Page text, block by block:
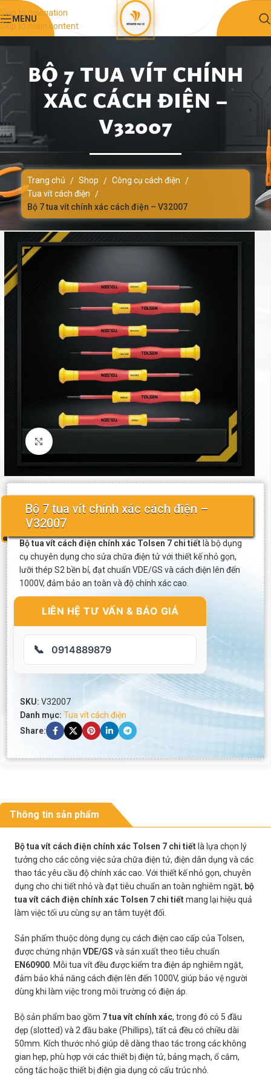
Skip to navigation
Skip to main content
MENU
BỘ 7 TUA VÍT CHÍNH
XÁC CÁCH ĐIỆN –
V32007
Trang chủ / Shop / Công cụ cách điện /
Tua vít cách điện /
Bộ 7 tua vít chính xác cách điện – V32007
Click to enlarge
Bộ 7 tua vít chính xác cách điện –
V32007
Bộ tua vít cách điện chính xác Tolsen 7 chi tiết là bộ dụng
cụ chuyên dụng cho sửa chữa điện tử với thiết kế nhỏ gọn,
lưỡi thép S2 bền bỉ, đạt chuẩn VDE/GS và cách điện lên đến
1000V, đảm bảo an toàn và độ chính xác cao.
LIÊN HỆ TƯ VẤN & BÁO GIÁ
📞 0914889879
SKU: V32007
Danh mục: Tua vít cách điện
Share:
Thông tin sản phẩm
Bộ tua vít cách điện chính xác Tolsen 7 chi tiết là lựa chọn lý
tưởng cho các công việc sửa chữa điện tử, điện dân dụng và các
thao tác yêu cầu độ chính xác cao. Với thiết kế nhỏ gọn, chuyên
dụng cho chi tiết nhỏ và đạt tiêu chuẩn an toàn nghiêm ngặt, bộ
tua vít cách điện chính xác Tolsen 7 chi tiết mang lại hiệu quả
làm việc tối ưu cùng sự an tâm tuyệt đối.
Sản phẩm thuộc dòng dụng cụ cách điện cao cấp của Tolsen,
được chứng nhận VDE/GS và sản xuất theo tiêu chuẩn
EN60900 . Mỗi tua vít đều được kiểm tra điện áp nghiêm ngặt,
đảm bảo khả năng cách điện lên đến 1000V, giúp bảo vệ người
dùng khi làm việc trong môi trường có điện áp.
Bộ sản phẩm bao gồm 7 tua vít chính xác, trong đó có 5 đầu
dẹp (slotted) và 2 đầu bake (Phillips), tất cả đều có chiều dài
50mm. Kích thước nhỏ giúp dễ dàng thao tác trong các không
gian hẹp, phù hợp với các thiết bị điện tử, bảng mạch, ổ cắm,
công tắc hoặc thiết bị điện gia dụng có cấu trúc nhỏ.